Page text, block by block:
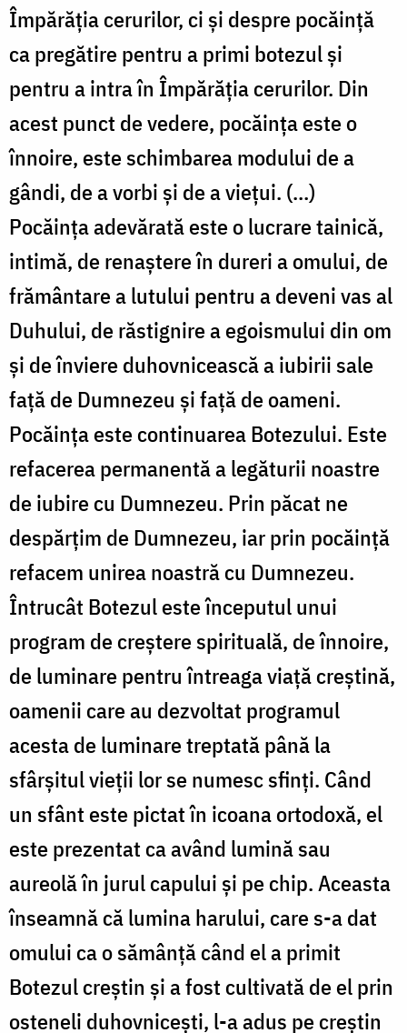
Împărăția cerurilor, ci și despre pocăință
ca pregătire pentru a primi botezul și
pentru a intra în Împărăția cerurilor. Din
acest punct de vedere, pocăința este o
înnoire, este schimbarea modului de a
gândi, de a vorbi și de a viețui. (…)
Pocăința adevărată este o lucrare tainică,
intimă, de renaștere în dureri a omului, de
frământare a lutului pentru a deveni vas al
Duhului, de răstignire a egoismului din om
și de înviere duhovnicească a iubirii sale
față de Dumnezeu și față de oameni.
Pocăința este continuarea Botezului. Este
refacerea permanentă a legăturii noastre
de iubire cu Dumnezeu. Prin păcat ne
despăr­țim de Dumnezeu, iar prin pocă­ință
refacem unirea noastră cu Dumnezeu.
Întrucât Botezul este începutul unui
program de creș­tere spirituală, de înnoire,
de luminare pentru întreaga viață creștină,
oamenii care au dezvoltat programul
acesta de luminare treptată până la
sfârșitul vieţii lor se numesc sfinți. Când
un sfânt este pictat în icoana ortodoxă, el
este prezentat ca având lumină sau
aureolă în jurul capului și pe chip. Aceasta
înseamnă că lumina harului, care s-a dat
omului ca o sămânță când el a primit
Botezul creștin și a fost cultivată de el prin
osteneli duhovnicești, l-a adus pe creștin